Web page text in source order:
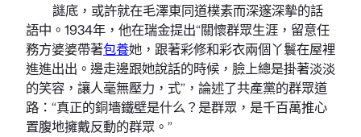
謎底，或許就在毛澤東同道樸素而深邃深摯的話
語中。1934年，他在瑞金提出“關懷群眾生涯，留意任
務方婆婆帶著包養她，跟著彩修和彩衣兩個丫鬟在屋裡
進進出出。邊走邊跟她說話的時候，臉上總是掛著淡淡
的笑容，讓人毫無壓力，式”，論述了共產黨的群眾道
路：“真正的銅墻鐵壁是什么？是群眾，是千百萬推心
置腹地擁戴反動的群眾。”